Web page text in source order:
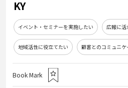
KY
イベント・セミナーを実施したい 広報に活
地域活性に役立てたい 顧客とのコミュニ
Book Mark